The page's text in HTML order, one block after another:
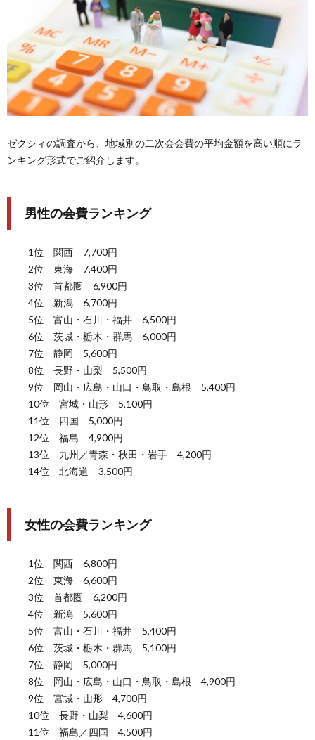
ゼクシィの調査から、地域別の二次会会費の平均金額を高い順にラ
ンキング形式でご紹介します。
男性の会費ランキング
1位 関西 7,700円
2位 東海 7,400円
3位 首都圏 6,900円
4位 新潟 6,700円
5位 富山・石川・福井 6,500円
6位 茨城・栃木・群馬 6,000円
7位 静岡 5,600円
8位 長野・山梨 5,500円
9位 岡山・広島・山口・鳥取・島根 5,400円
10位 宮城・山形 5,100円
11位 四国 5,000円
12位 福島 4,900円
13位 九州／青森・秋田・岩手 4,200円
14位 北海道 3,500円
女性の会費ランキング
1位 関西 6,800円
2位 東海 6,600円
3位 首都圏 6,200円
4位 新潟 5,600円
5位 富山・石川・福井 5,400円
6位 茨城・栃木・群馬 5,100円
7位 静岡 5,000円
8位 岡山・広島・山口・鳥取・島根 4,900円
9位 宮城・山形 4,700円
10位 長野・山梨 4,600円
11位 福島／四国 4,500円